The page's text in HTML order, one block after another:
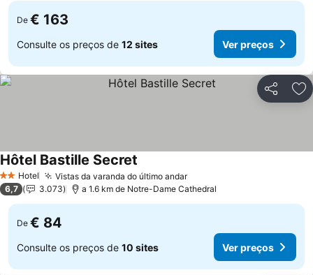
De € 163
Consulte os preços de 12 sites Ver preços
Partilhar
2 Estrelas
Hotel Vistas da varanda do último andarVer preços
Hôtel Bastille Secret
6,7 3.073 a 1.6 km de Notre-Dame Cathedral
De € 84
Consulte os preços de 10 sites Ver preços